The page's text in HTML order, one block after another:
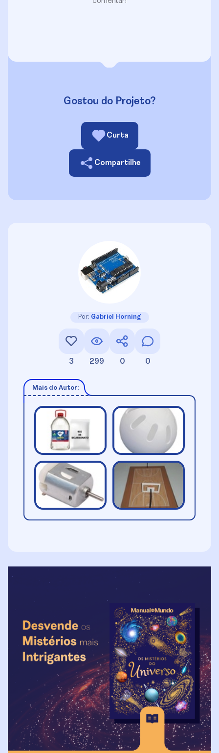
Gostou do Projeto?
Curta
Compartilhe
Por: Gabriel Horning
3 299 0 0
Mais do Autor: